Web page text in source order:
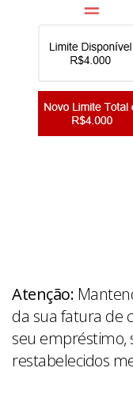
Atenção:
da sua fatura de
seu empréstimo,
restabelecidos